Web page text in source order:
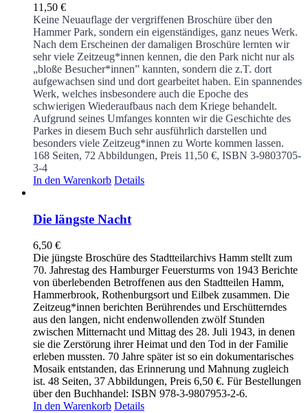
11,50 €
Keine Neuauflage der vergriffenen Broschüre über den
Hammer Park, sondern ein eigenständiges, ganz neues Werk.
Nach dem Erscheinen der damaligen Broschüre lernten wir
sehr viele Zeitzeug*innen kennen, die den Park nicht nur als
„bloße Besucher*innen” kannten, sondern die z.T. dort
aufgewachsen sind und dort gearbeitet haben. Ein spannendes
Werk, welches insbesondere auch die Epoche des
schwierigen Wiederaufbaus nach dem Kriege behandelt.
Aufgrund seines Umfanges konnten wir die Geschichte des
Parkes in diesem Buch sehr ausführlich darstellen und
besonders viele Zeitzeug*innen zu Worte kommen lassen.
168 Seiten, 72 Abbildungen, Preis 11,50 €, ISBN 3-9803705-
3-4
In den Warenkorb Details
Die längste Nacht
6,50 €
Die jüngste Broschüre des Stadtteilarchivs Hamm stellt zum
70. Jahrestag des Hamburger Feuersturms von 1943 Berichte
von überlebenden Betroffenen aus den Stadtteilen Hamm,
Hammerbrook, Rothenburgsort und Eilbek zusammen. Die
Zeitzeug*innen berichten Berührendes und Erschütterndes
aus den langen, nicht endenwollenden zwölf Stunden
zwischen Mitternacht und Mittag des 28. Juli 1943, in denen
sie die Zerstörung ihrer Heimat und den Tod in der Familie
erleben mussten. 70 Jahre später ist so ein dokumentarisches
Mosaik entstanden, das Erinnerung und Mahnung zugleich
ist. 48 Seiten, 37 Abbildungen, Preis 6,50 €. Für Bestellungen
über den Buchhandel: ISBN 978-3-9807953-2-6.
In den Warenkorb Details